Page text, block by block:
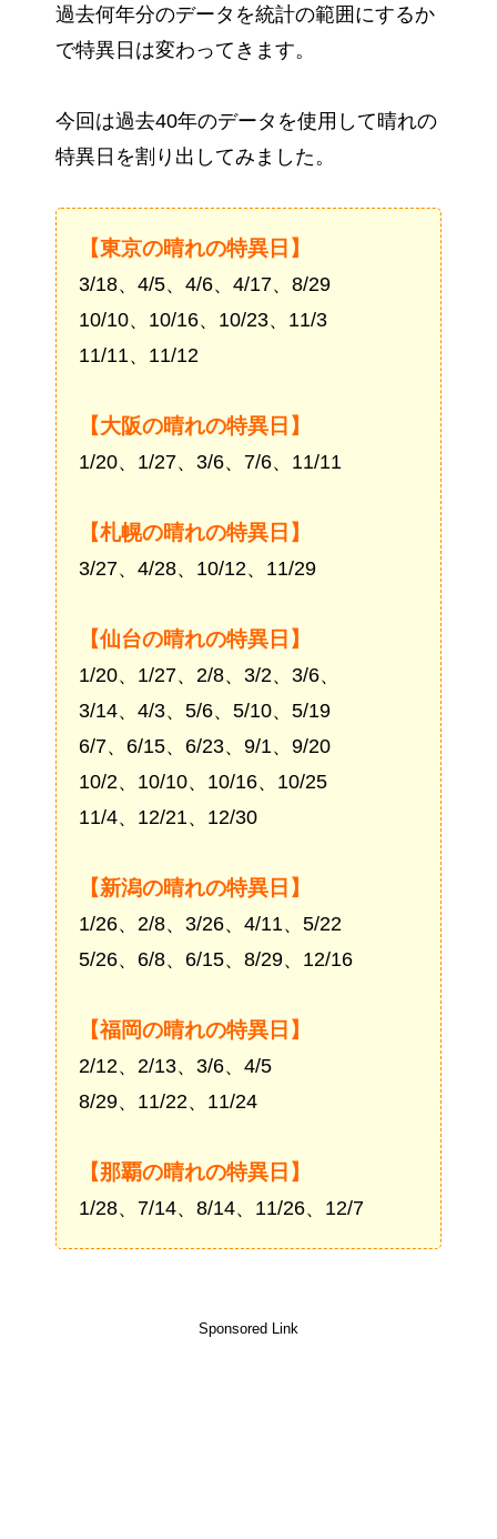
過去何年分のデータを統計の範囲にするか
で特異日は変わってきます。
今回は過去40年のデータを使用して晴れの
特異日を割り出してみました。
【東京の晴れの特異日】
3/18、4/5、4/6、4/17、8/29
10/10、10/16、10/23、11/3
11/11、11/12
【大阪の晴れの特異日】
1/20、1/27、3/6、7/6、11/11
【札幌の晴れの特異日】
3/27、4/28、10/12、11/29
【仙台の晴れの特異日】
1/20、1/27、2/8、3/2、3/6、
3/14、4/3、5/6、5/10、5/19
6/7、6/15、6/23、9/1、9/20
10/2、10/10、10/16、10/25
11/4、12/21、12/30
【新潟の晴れの特異日】
1/26、2/8、3/26、4/11、5/22
5/26、6/8、6/15、8/29、12/16
【福岡の晴れの特異日】
2/12、2/13、3/6、4/5
8/29、11/22、11/24
【那覇の晴れの特異日】
1/28、7/14、8/14、11/26、12/7
Sponsored Link